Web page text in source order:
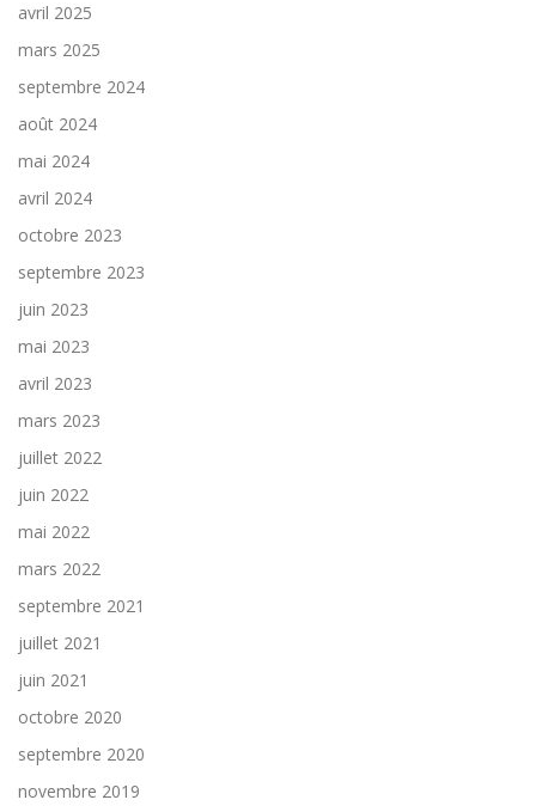
avril 2025
mars 2025
septembre 2024
août 2024
mai 2024
avril 2024
octobre 2023
septembre 2023
juin 2023
mai 2023
avril 2023
mars 2023
juillet 2022
juin 2022
mai 2022
mars 2022
septembre 2021
juillet 2021
juin 2021
octobre 2020
septembre 2020
novembre 2019